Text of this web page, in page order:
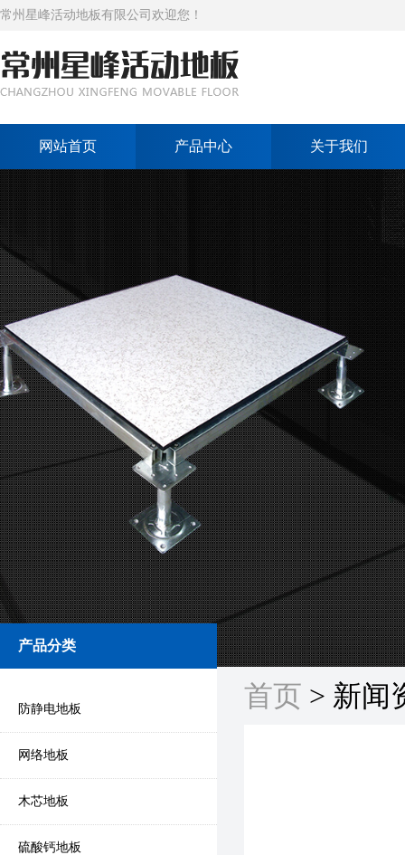
常州星峰活动地板有限公司欢迎您！
网站首页 产品中心 关于我们
产品分类
防静电地板
网络地板
木芯地板
硫酸钙地板
首页 > 新闻